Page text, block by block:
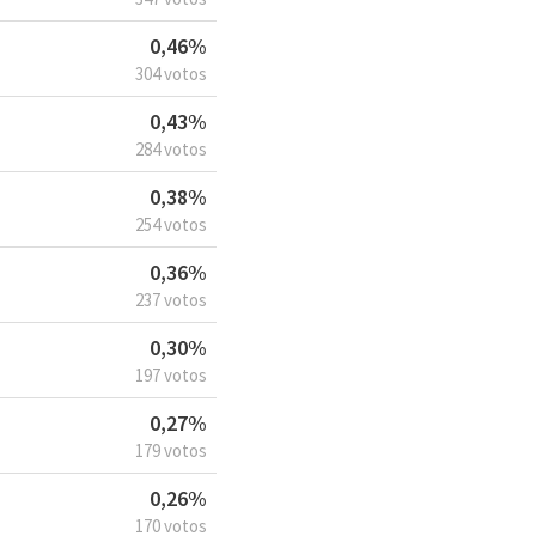
0,46%
304 votos
0,43%
284 votos
0,38%
254 votos
0,36%
237 votos
0,30%
197 votos
0,27%
179 votos
0,26%
170 votos